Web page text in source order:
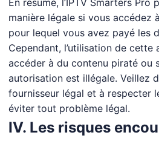
En résumé, l’IPTV Smarters Pro
manière légale si vous accédez
pour lequel vous avez payé les
Cependant, l’utilisation de
accéder à du contenu piraté ou
autorisation est illégale. Veillez
fournisseur légal et à respecter
éviter tout problème légal.
IV. Les risques